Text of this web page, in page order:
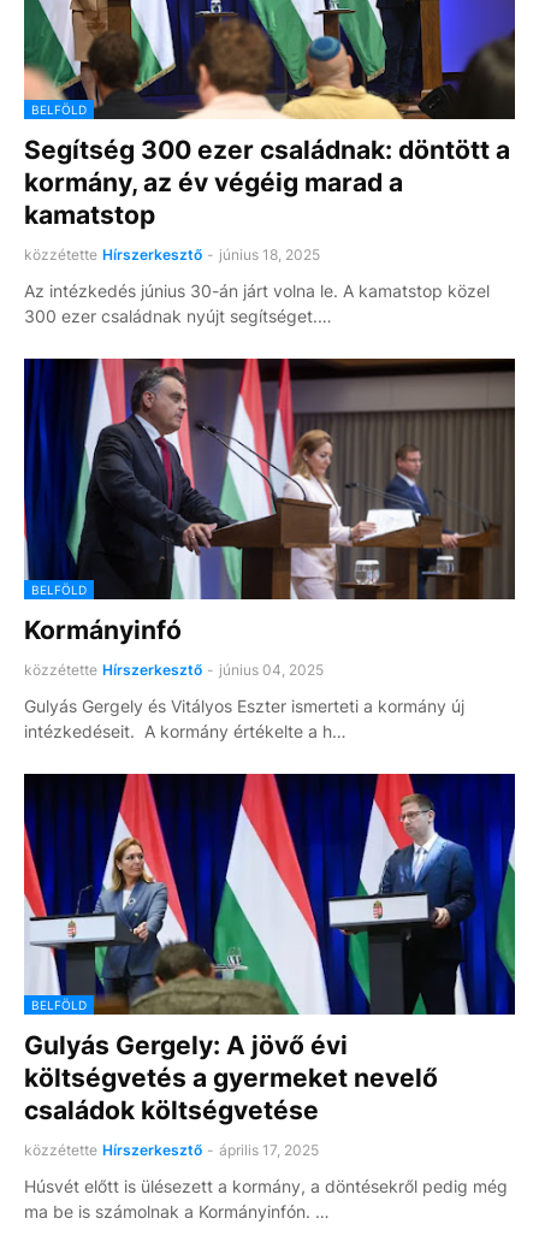
BELFÖLD
Segítség 300 ezer családnak: döntött a
kormány, az év végéig marad a
kamatstop
közzétette Hírszerkesztő - június 18, 2025
Az intézkedés június 30-án járt volna le. A kamatstop közel
300 ezer családnak nyújt segítséget.…
BELFÖLD
Kormányinfó
közzétette Hírszerkesztő - június 04, 2025
Gulyás Gergely és Vitályos Eszter ismerteti a kormány új
intézkedéseit. A kormány értékelte a h…
BELFÖLD
Gulyás Gergely: A jövő évi
költségvetés a gyermeket nevelő
családok költségvetése
közzétette Hírszerkesztő - április 17, 2025
Húsvét előtt is ülésezett a kormány, a döntésekről pedig még
ma be is számolnak a Kormányinfón. …